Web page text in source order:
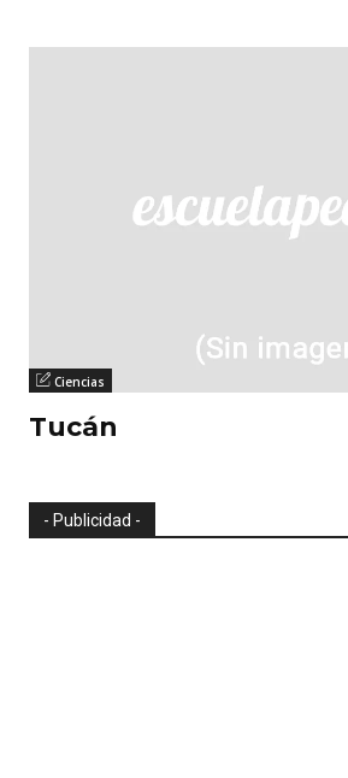
Ciencias
Tucán
- Publicidad -